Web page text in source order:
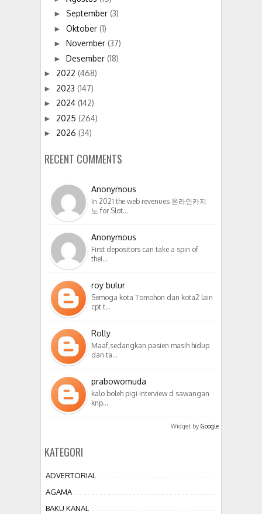
► September (3)
► Oktober (1)
► November (37)
► Desember (18)
► 2022 (468)
► 2023 (147)
► 2024 (142)
► 2025 (264)
► 2026 (34)
RECENT COMMENTS
Anonymous
In 2021 the web revenues 온라인카지
노 for Slot…
Anonymous
First depositors can take a spin of
thei…
roy bulur
Semoga kota Tomohon dan kota2 lain
cpt t…
Rolly
Maaf,sedangkan pasien masih hidup
dan ta…
prabowomuda
kalo boleh pigi interview d sawangan
knp…
Widget by Google
KATEGORI
ADVERTORIAL
AGAMA
BAKU KANAL